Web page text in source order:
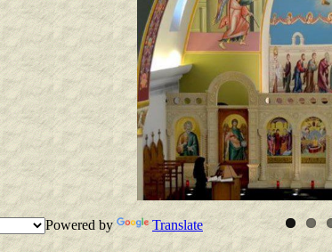
Powered by Translate